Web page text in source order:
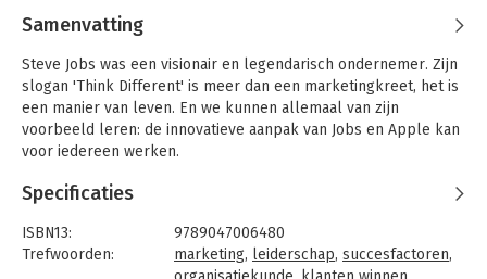
Samenvatting
Steve Jobs was een visionair en legendarisch ondernemer. Zijn
slogan 'Think Different' is meer dan een marketingkreet, het is
een manier van leven. En we kunnen allemaal van zijn
voorbeeld leren: de innovatieve aanpak van Jobs en Apple kan
voor iedereen werken.
In dit boek, een bestseller in de vs, onthult Carmine Gallo de
zeven succesvolle principes die Jobs toepaste in zijn eigen
leven en werk. Gallo baseerde zich daarvoor op honderden
interviews met Apple-medewerkers en op eigen onderzoek.
Met dit boek leert u anders kijken naar uw organisatie en haar
Specificaties
ISBN13:
9789047006480
Trefwoorden:
marketing, leiderschap, succesfactoren,